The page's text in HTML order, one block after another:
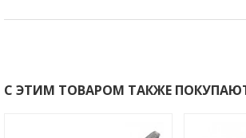
С ЭТИМ ТОВАРОМ ТАКЖЕ